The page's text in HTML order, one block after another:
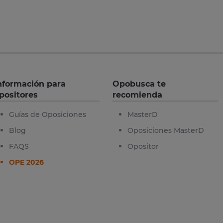
para
Guías de Oposiciones
Blog
FAQS
OPE 2026
Opobusca te
recomienda
MasterD
Oposiciones MasterD
Opositor